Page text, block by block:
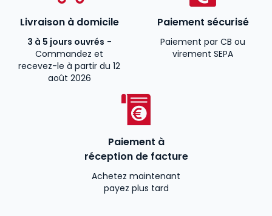
Livraison à domicile
3 à 5 jours ouvrés -
Commandez et
recevez-le à partir du 12
août 2026
Paiement sécurisé
Paiement par CB ou
virement SEPA
Paiement à
réception de facture
Achetez maintenant
payez plus tard